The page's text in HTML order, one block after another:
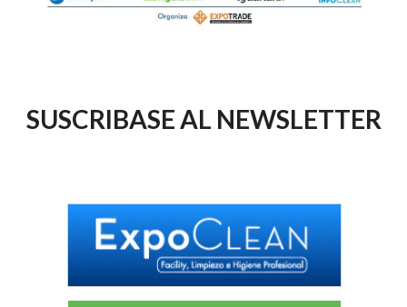
SUSCRIBASE AL NEWSLETTER